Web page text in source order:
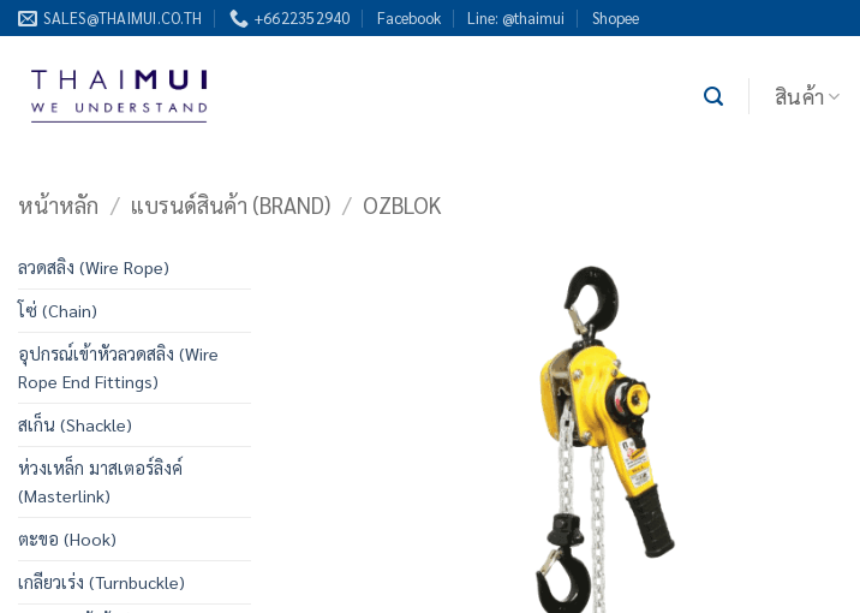
ข้าม
ไป
เนื้อหา
SALES@THAIMUI.CO.TH +6622352940 Facebook Line: @thaimui Shopee
สินค้า
หน้าหลัก / แบรนด์สินค้า (BRAND) / OZBLOK
ลวดสลิง (Wire Rope)
โซ่ (Chain)
อุปกรณ์เข้าหัวลวดสลิง (Wire
Rope End Fittings)
สเก็น (Shackle)
ห่วงเหล็ก มาสเตอร์ลิงค์
(Masterlink)
ตะขอ (Hook)
เกลียวเร่ง (Turnbuckle)